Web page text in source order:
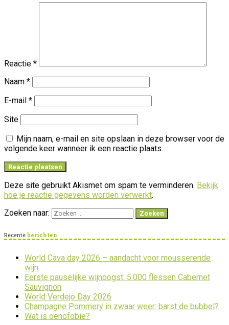
Reactie *
Naam *
E-mail *
Site
Mijn naam, e-mail en site opslaan in deze browser voor de
volgende keer wanneer ik een reactie plaats.
Deze site gebruikt Akismet om spam te verminderen. Bekijk
hoe je reactie gegevens worden verwerkt.
Zoeken naar:
Recente berichten
World Cava day 2026 – aandacht voor mousserende
wijn
Eerste pauselijke wijnoogst: 5.000 flessen Cabernet
Sauvignon
World Verdejo Day 2026
Champagne Pommery in zwaar weer: barst de bubbel?
Wat is oenofobie?